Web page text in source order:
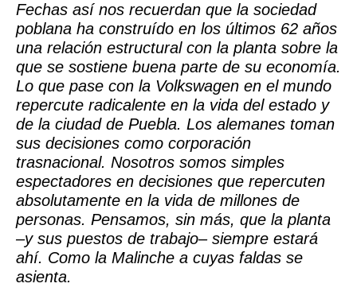
Fechas así nos recuerdan que la sociedad
poblana ha construído en los últimos 62 años
una relación estructural con la planta sobre la
que se sostiene buena parte de su economía.
Lo que pase con la Volkswagen en el mundo
repercute radicalente en la vida del estado y
de la ciudad de Puebla. Los alemanes toman
sus decisiones como corporación
trasnacional. Nosotros somos simples
espectadores en decisiones que repercuten
absolutamente en la vida de millones de
personas. Pensamos, sin más, que la planta
–y sus puestos de trabajo– siempre estará
ahí. Como la Malinche a cuyas faldas se
asienta.